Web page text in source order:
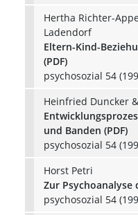
Hertha Richter-
Ladendorf
Eltern-Kind-
(PDF)
psychosozial 54
Heinfried Duncker
und Banden (PDF)
psychosozial 54
Horst Petri
Zur Psychoanalyse
psychosozial 54